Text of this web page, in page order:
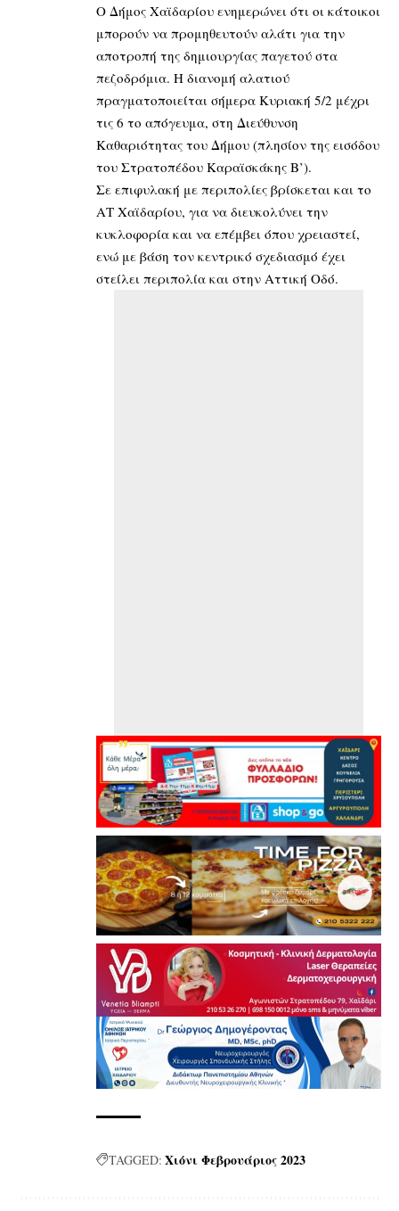
Ο Δήμος Χαϊδαρίου ενημερώνει ότι οι κάτοικοι
μπορούν να προμηθευτούν αλάτι για την
αποτροπή της δημιουργίας παγετού στα
πεζοδρόμια. Η διανομή αλατιού
πραγματοποιείται σήμερα Κυριακή 5/2 μέχρι
τις 6 το απόγευμα, στη Διεύθυνση
Καθαριότητας του Δήμου (πλησίον της εισόδου
του Στρατοπέδου Καραϊσκάκης Β’).
Σε επιφυλακή με περιπολίες βρίσκεται και το
ΑΤ Χαϊδαρίου, για να διευκολύνει την
κυκλοφορία και να επέμβει όπου χρειαστεί,
ενώ με βάση τον κεντρικό σχεδιασμό έχει
στείλει περιπολία και στην Αττική Οδό.
TAGGED: Χιόνι Φεβρουάριος 2023